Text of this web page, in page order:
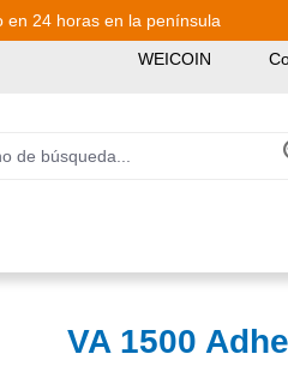
en 24 horas en la península
WEICOIN
VA 1500